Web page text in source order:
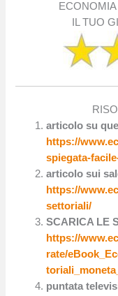
IL TUO
articolo su
https://
spiegata-
articolo sui
https://
settoriali/
SCARICA LE
https://
rate/
puntata